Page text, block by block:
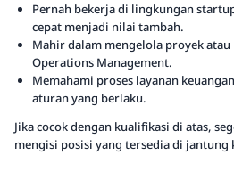
Pernah bekerja di lingkungan
cepat menjadi nilai tambah.
Mahir dalam mengelola proyek
Operations Management.
Memahami proses layanan
aturan yang berlaku.
Jika cocok dengan kualifikasi di atas,
mengisi posisi yang tersedia di jantung